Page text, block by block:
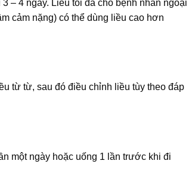
– 4 ngày. Liều tối đa cho bệnh nhân ngoại
cảm nặng) có thể dùng liều cao hơn
từ từ, sau đó điều chỉnh liều tùy theo đáp
một ngày hoặc uống 1 lần trước khi đi